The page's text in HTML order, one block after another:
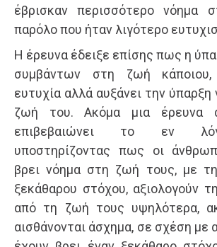
έβρισκαν περισσότερο νόημα
παρόλο που ήταν λιγότερο
Η έρευνα έδειξε επίσης πως η
συμβάντων στη ζωή κάποιου,
ευτυχία αλλά αυξάνει την
ζωή του. Ακόμα μια έρευνα
επιβεβαιώνει το εν
υποστηρίζοντας πως οι
βρει νόημα στη ζωή τους, με
ξεκάθαρου στόχου, αξιολογούν
από τη ζωή τους υψηλότερα,
αισθάνονται άσχημα, σε σχέση με